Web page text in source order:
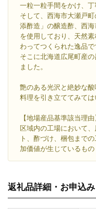
一粒一粒手間をかけ、丁
そして、西海市大瀬戸
添酢造」の醸造酢、西
を使用しており、天然
わってつくられた逸品で
そこに北海道広尾町産
ました。
艶のある光沢と絶妙な
料理を引き立ててみて
【地場産品基準該当理由
区域内の工場において
ト、酢づけ、梱包まで
加価値が生じているもの
返礼品詳細・お申込